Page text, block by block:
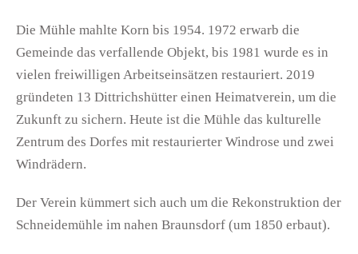
Die Mühle mahlte Korn bis 1954. 1972 erwarb die
Gemeinde das verfallende Objekt, bis 1981 wurde es in
vielen freiwilligen Arbeitseinsätzen restauriert. 2019
gründeten 13 Dittrichshütter einen Heimatverein, um die
Zukunft zu sichern. Heute ist die Mühle das kulturelle
Zentrum des Dorfes mit restaurierter Windrose und zwei
Windrädern.
Der Verein kümmert sich auch um die Rekonstruktion der
Schneidemühle im nahen Braunsdorf (um 1850 erbaut).